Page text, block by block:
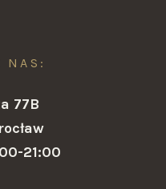
NAS:
77B
21:00